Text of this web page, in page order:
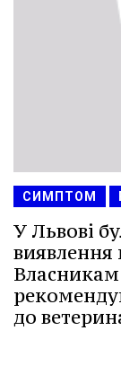
СИМПТОМ
У Львові
виявлення
до